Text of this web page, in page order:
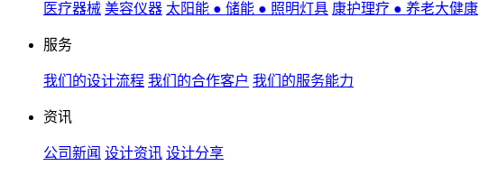
医疗器械 美容仪器 太阳能 ● 储能 ● 照明灯具 康护理疗 ● 养老大健康
服务
我们的设计流程 我们的合作客户 我们的服务能力
资讯
公司新闻 设计资讯 设计分享